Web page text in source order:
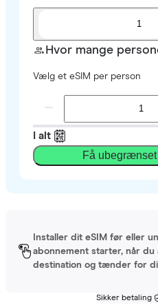
1
Hvor mange
Vælg et eSIM per person
I alt
Få
Installer dit eSIM før eller
abonnement starter, når du
destination og tænder for
Sikker betaling